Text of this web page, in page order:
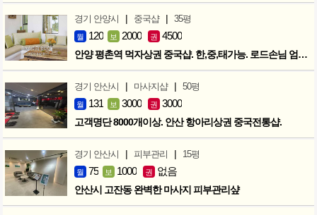
경기 안양시 | 중국샵 | 35평
월 120 보 2000 권 4500
안양 평촌역 먹자상권 중국샵. 한,중,태가능. 로드손님 엄청많아요!
경기 안산시 | 마사지샵 | 50평
월 131 보 3000 권 3000
고객명단 8000개이상. 안산 항아리상권 중국전통샵.
경기 안산시 | 피부관리 | 15평
월 75 보 1000 권 없음
안산시 고잔동 완벽한 마사지 피부관리샾